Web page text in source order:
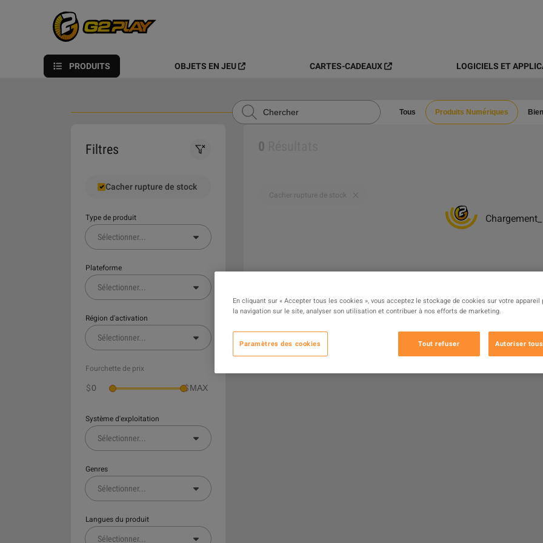
PRODUITS OBJETS EN JEU CARTES-CADEAUX LOGICIELS ET
Tous Produits Numériques
Filtres
Cacher rupture de stock
Type de produit
Sélectionner...
Plateforme
Sélectionner...
Région d'activation
Sélectionner...
Fourchette de prix
$ $
Système d'exploitation
Sélectionner...
Genres
Sélectionner...
Langues du produit
Sélectionner...
Chargement
0
Cacher rupture de stock
En cliquant sur « Accepter tous les cookies », vous acceptez le stockage de cookies sur votre appareil
la navigation sur le site, analyser son utilisation et contribuer à nos efforts de marketing.
Paramètres des cookies Tout refuser Autoriser